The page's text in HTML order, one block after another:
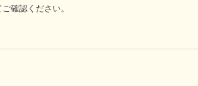
確認ください。